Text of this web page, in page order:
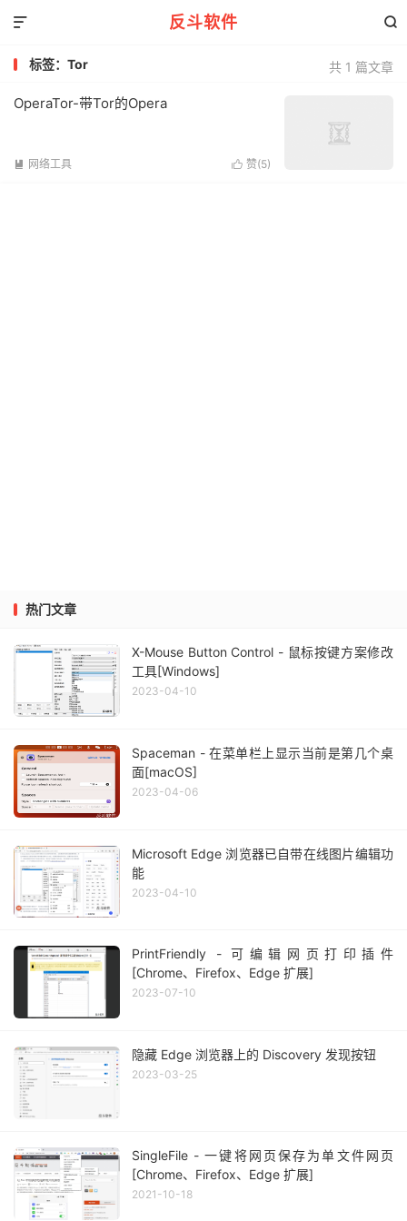
反斗软件 

共 1 篇文章
标签：Tor
OperaTor-带Tor的Opera
 赞(5)
 网络工具
热门文章
X-Mouse Button Control - 鼠标按键方案修改
工具[Windows]
2023-04-10
Spaceman - 在菜单栏上显示当前是第几个桌
面[macOS]
2023-04-06
Microsoft Edge 浏览器已自带在线图片编辑功
能
2023-04-10
PrintFriendly - 可编辑网页打印插件
[Chrome、Firefox、Edge 扩展]
2023-07-10
隐藏 Edge 浏览器上的 Discovery 发现按钮
2023-03-25
SingleFile - 一键将网页保存为单文件网页
[Chrome、Firefox、Edge 扩展]
2021-10-18